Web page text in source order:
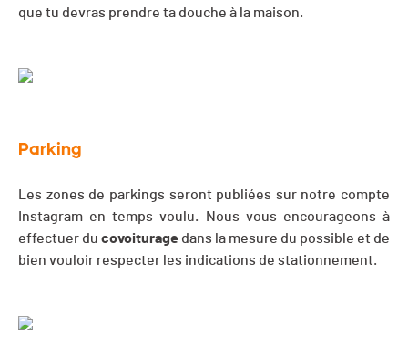
que tu devras prendre ta douche à la maison.
Parking
Les zones de parkings seront publiées sur notre compte
Instagram en temps voulu. Nous vous encourageons à
effectuer du covoiturage dans la mesure du possible et de
bien vouloir respecter les indications de stationnement.